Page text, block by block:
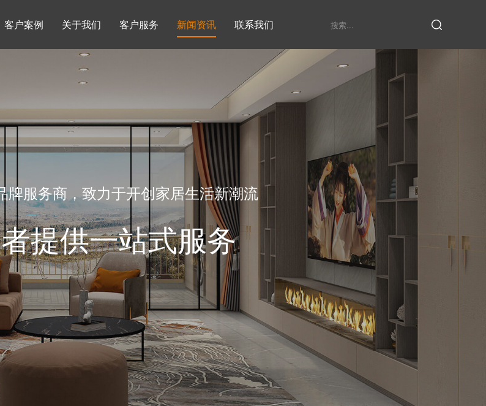
客户案例
柜系列 酒柜系列 鞋柜系列 衣柜系列
关于我们
发展历程
客户服务 新闻资讯
家具定制厂家
联系我们
牌服务商，致力于开创家居生活新潮流
提供一站式服务